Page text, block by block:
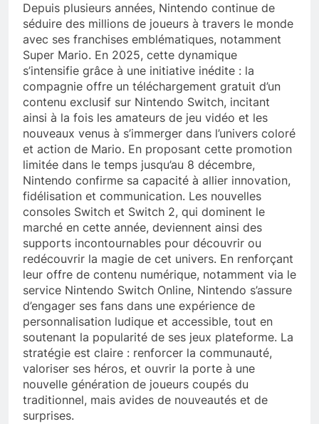
Depuis plusieurs années, Nintendo continue de
séduire des millions de joueurs à travers le monde
avec ses franchises emblématiques, notamment
Super Mario. En 2025, cette dynamique
s’intensifie grâce à une initiative inédite : la
compagnie offre un téléchargement gratuit d’un
contenu exclusif sur Nintendo Switch, incitant
ainsi à la fois les amateurs de jeu vidéo et les
nouveaux venus à s’immerger dans l’univers coloré
et action de Mario. En proposant cette promotion
limitée dans le temps jusqu’au 8 décembre,
Nintendo confirme sa capacité à allier innovation,
fidélisation et communication. Les nouvelles
consoles Switch et Switch 2, qui dominent le
marché en cette année, deviennent ainsi des
supports incontournables pour découvrir ou
redécouvrir la magie de cet univers. En renforçant
leur offre de contenu numérique, notamment via le
service Nintendo Switch Online, Nintendo s’assure
d’engager ses fans dans une expérience de
personnalisation ludique et accessible, tout en
soutenant la popularité de ses jeux plateforme. La
stratégie est claire : renforcer la communauté,
valoriser ses héros, et ouvrir la porte à une
nouvelle génération de joueurs coupés du
traditionnel, mais avides de nouveautés et de
surprises.